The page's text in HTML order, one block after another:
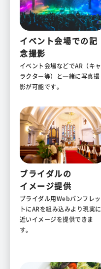
イベント会場での記
念撮影
イベント会場などでAR（キャ
ラクター等）と一緒に写真撮
影が可能です。
ブライダルの
イメージ提供
ブライダル用Webパンフレッ
トにARを組み込みより現実に
近いイメージを提供できま
す。